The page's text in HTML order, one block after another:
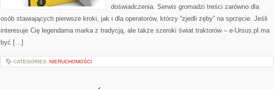
doświadczenia. Serwis gromadzi treści zarówno dla
osób stawiających pierwsze kroki, jak i dla operatorów, którzy “zjedli zęby” na sprzęcie. Jeśli
interesuje Cię legendarna marka z tradycją, ale także szeroki świat traktorów – e-Ursus.pl ma
być […]
CATEGORIES: NIERUCHOMOŚCI